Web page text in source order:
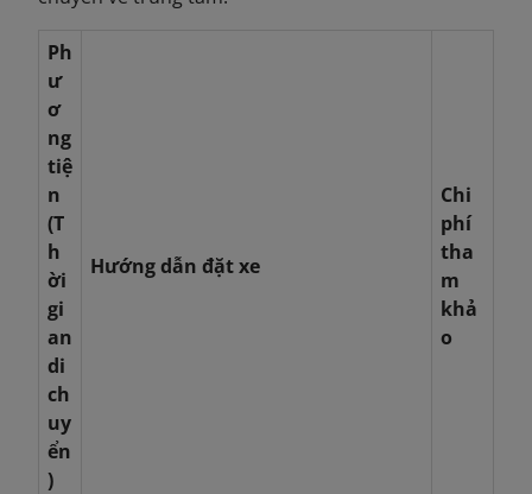
Ph
ư
ơ
ng
tiệ
n
(T
h
ời
gi
an
di
ch
uy
ển
)
Hướng dẫn đặt xe
Chi
phí
tha
m
khả
o